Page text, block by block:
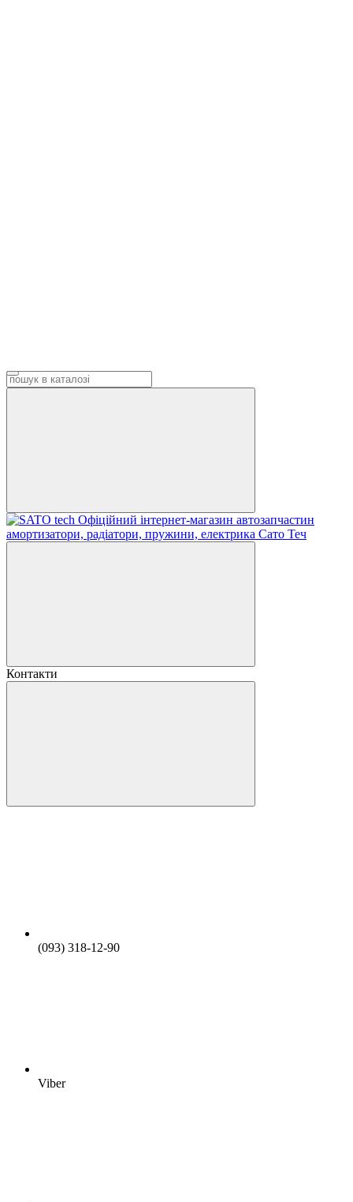
Контакти
(093) 318-12-90
Viber